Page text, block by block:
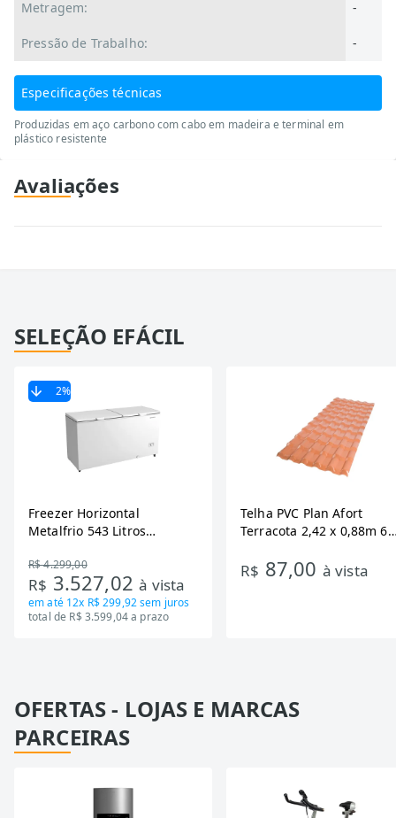
Metragem: -
Pressão de Trabalho: -
Especificações técnicas
Produzidas em aço carbono com cabo em madeira e terminal em
plástico resistente
Avaliações
SELEÇÃO EFÁCIL
2%
Freezer Horizontal
Metalfrio 543 Litros
Tecnologia Inverter, Branco,
Bivolt
R$ 4.299,00
R$ 3.527,02à vista
em até 12x R$ 299,92sem juros
total de R$ 3.599,04 a prazo
Telha PVC Plan Afort
Terracota 2,42 x 0,88m 6
R$ 87,00 à vista
OFERTAS - LOJAS E MARCAS
PARCEIRAS